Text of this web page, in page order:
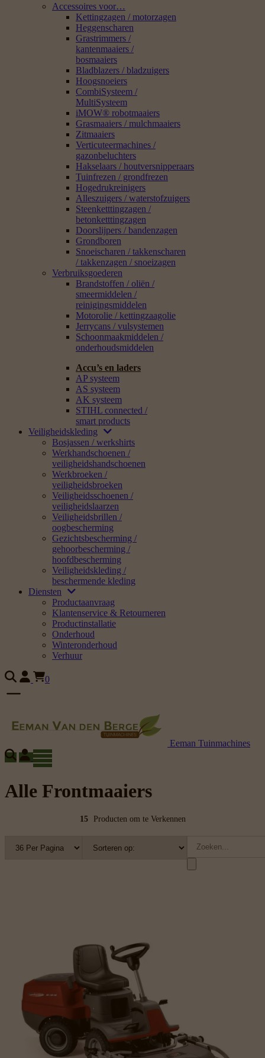
Accessoires voor…
Kettingzagen / motorzagen
Heggenscharen
Grastrimmers /
kantenmaaiers /
bosmaaiers
Bladblazers / bladzuigers
Hoogsnoeiers
CombiSysteem /
MultiSysteem
iMOW® robotmaaiers
Grasmaaiers / mulchmaaiers
Zitmaaiers
Verticuteermachines /
gazonbeluchters
Hakselaars / houtversnipperaars
Tuinfrezen / grondfrezen
Hogedrukreinigers
Alleszuigers / waterstofzuigers
Steenketttingzagen /
betonketttingzagen
Doorslijpers / bandenzagen
Grondboren
Snoeischaren / takkenscharen
/ takkenzagen / snoeizagen
Verbruiksgoederen
Brandstoffen / oliën /
smeermiddelen /
reinigingsmiddelen
Motorolie / kettingzaagolie
Jerrycans / vulsystemen
Schoonmaakmiddelen /
onderhoudsmiddelen
Accu’s en laders
AP systeem
AS systeem
AK systeem
STIHL connected /
smart products
Veiligheidskleding
Bosjassen / werkshirts
Werkhandschoenen /
veiligheidshandschoenen
Werkbroeken /
veiligheidsbroeken
Veiligheidsschoenen /
veiligheidslaarzen
Veiligheidsbrillen /
oogbescherming
Gezichtsbescherming /
gehoorbescherming /
hoofdbescherming
Veiligheidskleding /
beschermende kleding
Diensten
Productaanvraag
Klantenservice & Retourneren
Productinstallatie
Onderhoud
Winteronderhoud
Verhuur
0
Eeman Tuinmachines
Alle Frontmaaiers
15 Producten om te Verkennen